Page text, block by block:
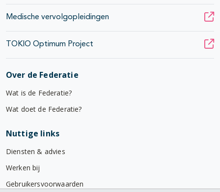
Medische vervolgopleidingen
TOKIO Optimum Project
Over de Federatie
Wat is de Federatie?
Wat doet de Federatie?
Nuttige links
Diensten & advies
Werken bij
Gebruikersvoorwaarden